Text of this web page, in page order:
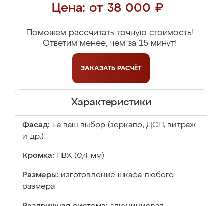
Цена: от 38 000 ₽
Поможем рассчитать точную стоимость!
Ответим менее, чем за 15 минут!
ЗАКАЗАТЬ РАСЧЁТ
Характеристики
Фасад: на ваш выбор (зеркало, ДСП, витраж
и др.)
Кромка: ПВХ (0,4 мм)
Размеры: изготовление шкафа любого
размера